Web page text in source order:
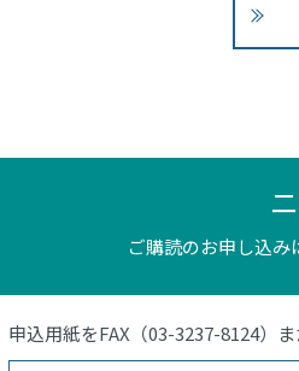
ご購読のお申し込み
申込用紙をFAX（03-3237-8124）